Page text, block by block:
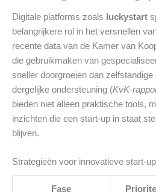
Digitale platforms zoals luckystart
belangrijkere rol in het versnellen
recente data van de Kamer van
die gebruikmaken van
sneller doorgroeien dan
dergelijke ondersteuning (KvK-
bieden niet alleen praktische tools,
inzichten die een start-up in staat
blijven.
Strategieën voor innovatieve start-
Fase